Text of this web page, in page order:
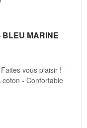
MARINE
vous plaisir ! -
- Confortable